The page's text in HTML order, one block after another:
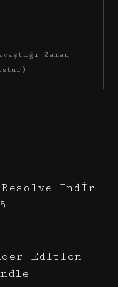
Zaman
İndir
Edition